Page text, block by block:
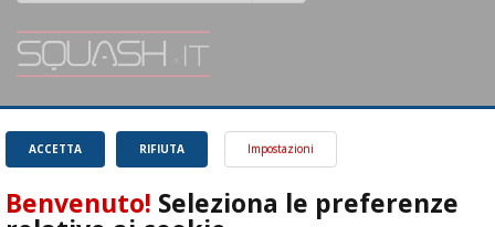
magnifico sport.
Leggi
RIFIUTA
ACCETTA Impostazioni
Benvenuto! Seleziona le preferenze